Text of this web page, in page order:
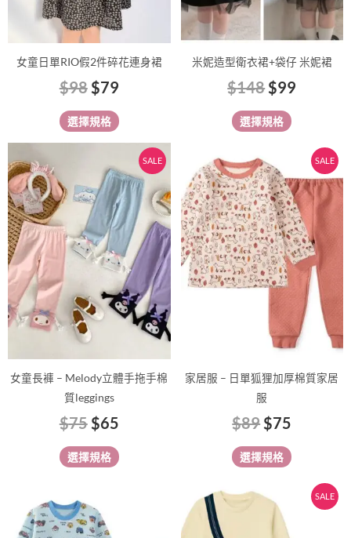
女童日單RIO假2件碎花連身裙
$98$79
選擇規格
在
產
頁
面
選
擇
米妮造型衛衣裙+袋仔 米妮裙
$148$99
選擇規格
頁
面
選
擇
項
SALE
女童長褲 – Melody立體手拖手棉
質leggings
$75
始
價
格：
$75。
$65
前
價
格：
$65。
選擇規格
品
有
多
種
式。
可
在
頁
面
選
擇
選
SALE
家居服 – 日單狐狸加厚棉質家居
服
$89
始
價
格：
$89。
$75
價
格：
$75。
選擇規格
產
品
有
多
種
款
式。
可
在
產
頁
面
選
擇
選
產
品
SALE
始